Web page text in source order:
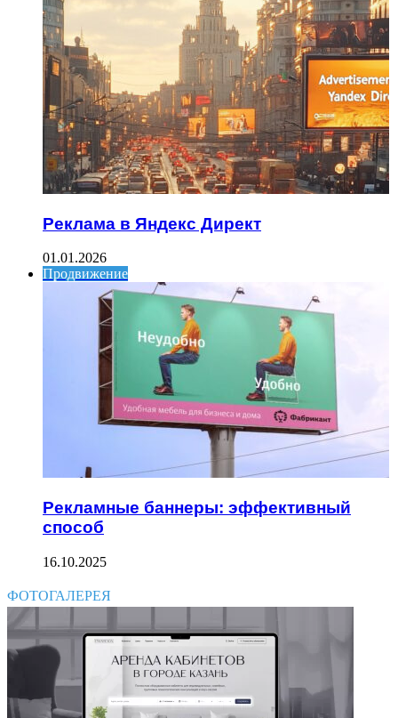
Реклама в Яндекс Директ
01.01.2026
Продвижение
Рекламные баннеры: эффективный
способ
16.10.2025
ФОТОГАЛЕРЕЯ